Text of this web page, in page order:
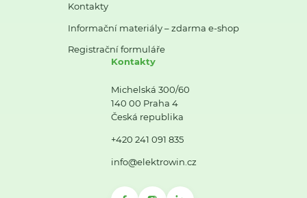
Kontakty
Informační materiály – zdarma e-shop
Registrační formuláře
Kontakty
Michelská 300/60
140 00 Praha 4
Česká republika
+420 241 091 835
info@elektrowin.cz